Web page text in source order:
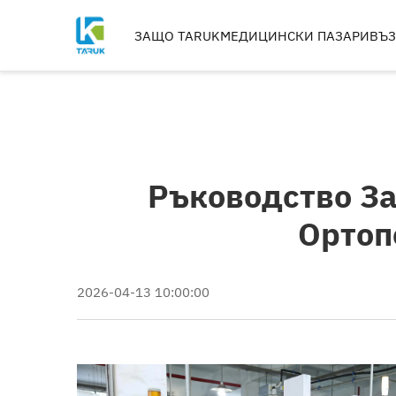
ЗАЩО TARUKМЕДИЦИНСКИ ПАЗАРИ
ТАЗОБЕДРЕНИ СТАВИ
КОЛЕНЕ
РЕЗЦИ, МЕТЧИЦИ И
Ръководство
2026-04-13 10:00:00